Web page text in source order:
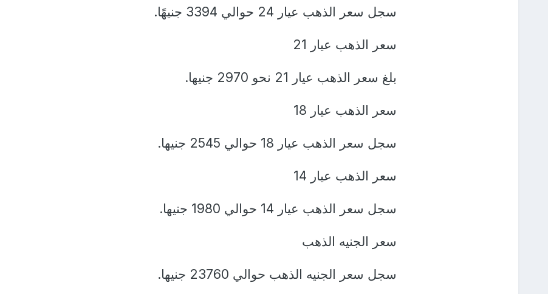
سجل سعر الذهب عيار 24 حوالي 3394 جنيهًا.
سعر الذهب عيار 21
بلغ سعر الذهب عيار 21 نحو 2970 جنيها.
سعر الذهب عيار 18
سجل سعر الذهب عيار 18 حوالي 2545 جنيها.
سعر الذهب عيار 14
سجل سعر الذهب عيار 14 حوالي 1980 جنيها.
سعر الجنيه الذهب
سجل سعر الجنيه الذهب حوالي 23760 جنيها.